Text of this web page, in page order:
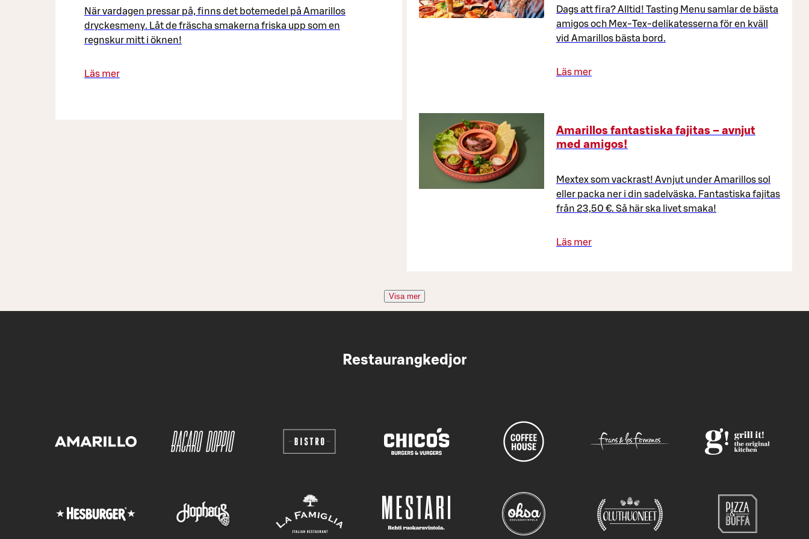
När vardagen pressar på, finns det botemedel på Amarillos
dryckesmeny. Låt de fräscha smakerna friska upp som en
regnskur mitt i öknen!
Läs mer
Dags att fira? Alltid! Tasting Menu samlar de bästa
amigos och Mex-Tex-delikatesserna för en kväll
vid Amarillos bästa bord.
Läs mer
Amarillos fantastiska fajitas – avnjut
med amigos!
Mextex som vackrast! Avnjut under Amarillos sol
eller packa ner i din sadelväska. Fantastiska fajitas
från 23,50 €. Så här ska livet smaka!
Läs mer
Visa mer
Restaurangkedjor